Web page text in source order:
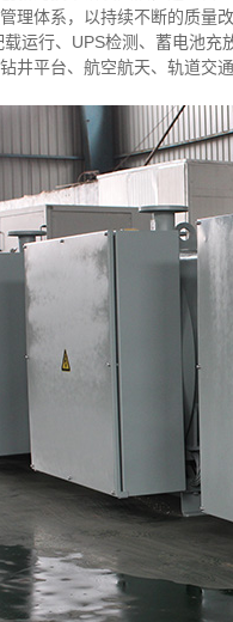
理体系，以持续不断的质量
运行、UPS检测、蓄电池
井平台、航空航天、轨道交